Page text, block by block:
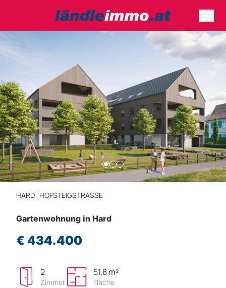
HARD, HOFSTEIGSTRASSE
Gartenwohnung in Hard
€ 434.400
2
Zimmer
51,8 m²
Fläche